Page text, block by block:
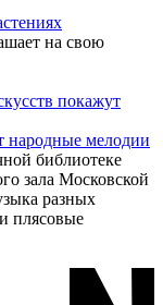
на свою
народные мелодии
библиотеке
зала Московской
разных
плясовые